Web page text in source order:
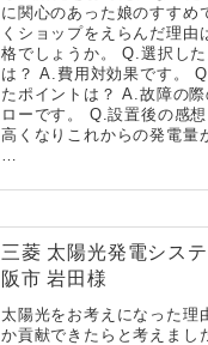
に関心のあった娘のすすめ
くショップをえらんだ理由
格でしょうか。 Q.選択し
は？ A.費用対効果です。
たポイントは？ A.故障の
ローです。 Q.設置後の感
高くなりこれからの発電量
…
三菱 太陽光発電シス
阪市 岩田様
太陽光をお考えになった理
か貢献できたらと考えまし